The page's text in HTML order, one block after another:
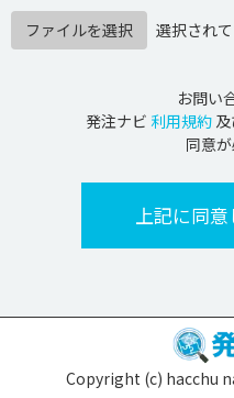
ファイルを選択
選択され
お問い
発注ナビ 利用規約
同意が
Copyright (c) hacchu